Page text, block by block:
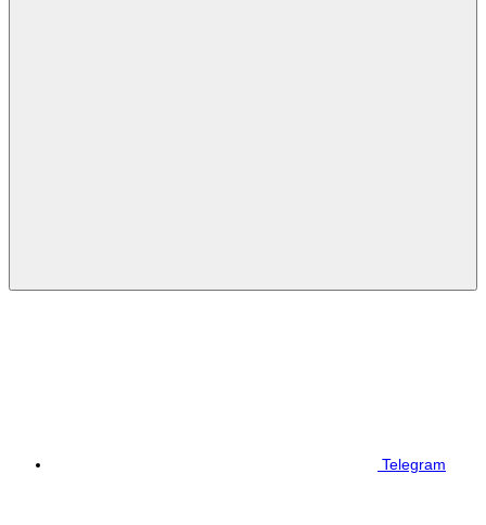
Telegram